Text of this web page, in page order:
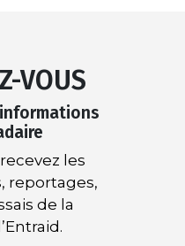
VOUS
les
reportages,
de la